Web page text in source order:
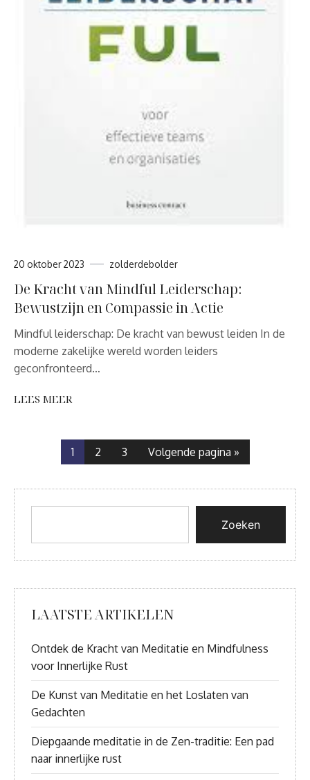
20 oktober 2023 zolderdebolder
De Kracht van Mindful Leiderschap:
Bewustzijn en Compassie in Actie
Mindful leiderschap: De kracht van bewust leiden In de
moderne zakelijke wereld worden leiders
geconfronteerd…
LEES MEER
1 2 3 Volgende pagina »
Zoeken
LAATSTE ARTIKELEN
Ontdek de Kracht van Meditatie en Mindfulness
voor Innerlijke Rust
De Kunst van Meditatie en het Loslaten van
Gedachten
Diepgaande meditatie in de Zen-traditie: Een pad
naar innerlijke rust